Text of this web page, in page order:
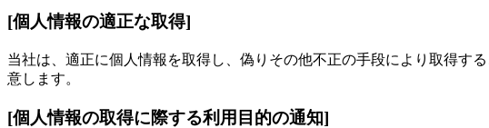
[個人情報の適正な取得]
当社は、適正に個人情報を取得し、偽りその他不正の手段により取得す
意します。
[個人情報の取得に際する利用目的の通知]